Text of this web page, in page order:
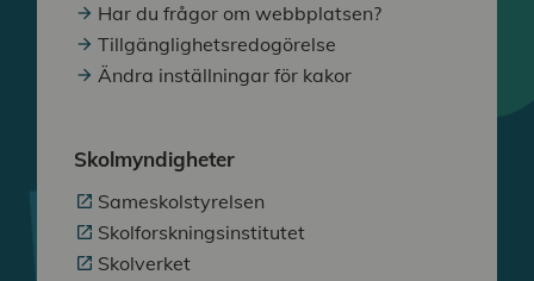
Har du frågor om webbplatsen?
Tillgänglighetsredogörelse
Ändra inställningar för kakor
Skolmyndigheter
Sameskolstyrelsen
Skolforskningsinstitutet
Skolverket